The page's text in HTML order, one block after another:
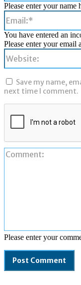
Please enter your
Please enter your name
You have entered an
Please enter your email
Save my name,
next time I comment.